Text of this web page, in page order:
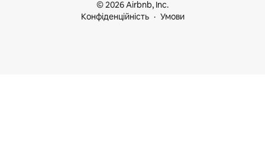
© 2026 Airbnb, Inc.
Конфіденційність
Умови